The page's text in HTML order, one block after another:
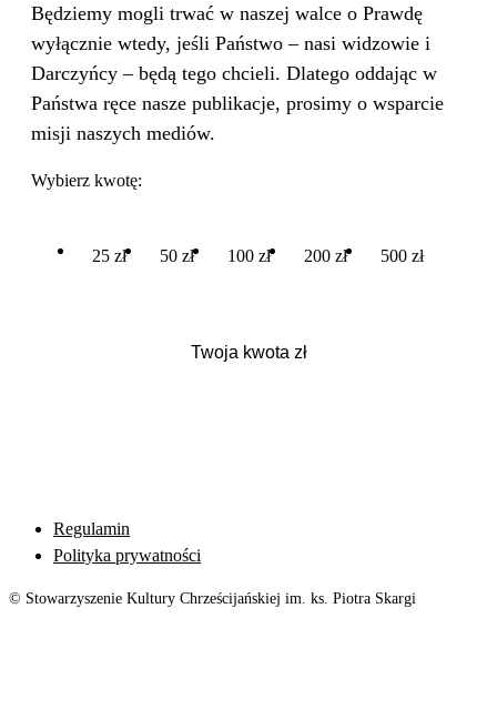
Będziemy mogli trwać w naszej walce o Prawdę
wyłącznie wtedy, jeśli Państwo – nasi widzowie i
Darczyńcy – będą tego chcieli. Dlatego oddając w
Państwa ręce nasze publikacje, prosimy o wsparcie
misji naszych mediów.
Wybierz kwotę:
25 zł 50 zł 100 zł 200 zł 500 zł
Regulamin
Polityka prywatności
© Stowarzyszenie Kultury Chrześcijańskiej im. ks. Piotra Skargi